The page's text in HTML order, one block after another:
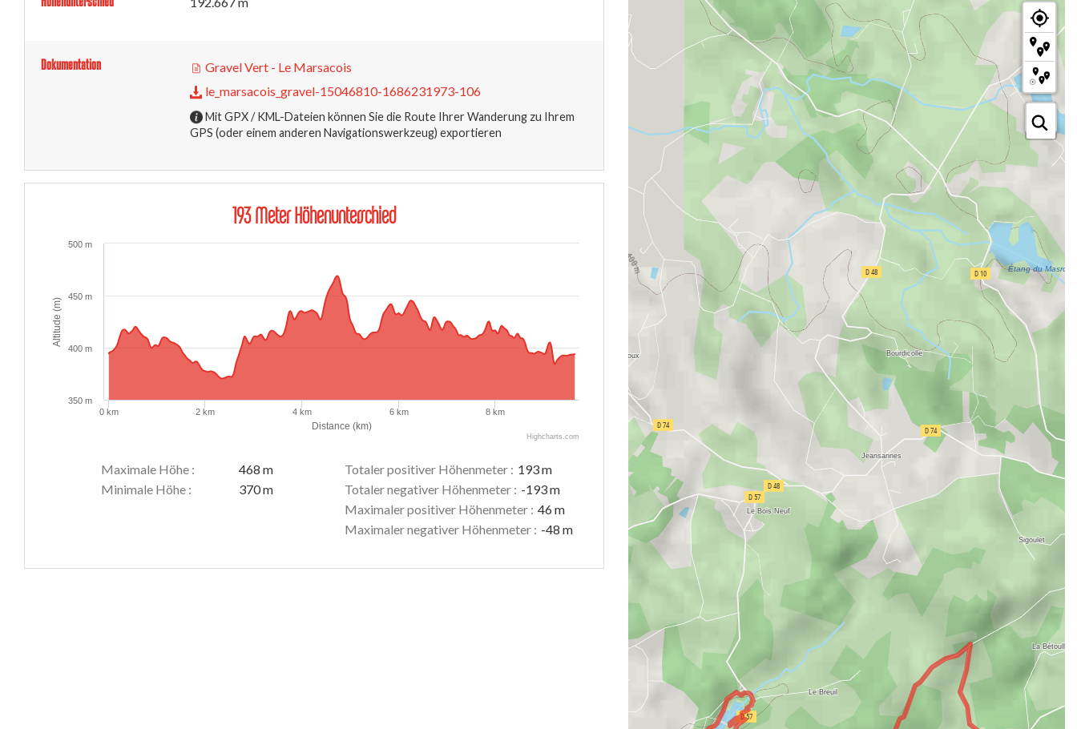
Dokumentation
Gravel Vert - Le Marsacois
le_marsacois_gravel-15046810-1686231973-106
Mit GPX / KML-Dateien können Sie die Route Ihrer Wanderung zu Ihrem
GPS (oder einem anderen Navigationswerkzeug) exportieren
193 Meter Höhenunterschied
Distance (km)
Altitude (m)
0 km 2 km 4 km 6 km 8 km
350 m
400 m
450 m
500 m
Highcharts.com
Maximale Höhe :
468 m
Minimale Höhe :
370 m
Totaler positiver Höhenmeter : 193 m
Totaler negativer Höhenmeter : -193 m
Maximaler positiver Höhenmeter : 46 m
Maximaler negativer Höhenmeter : -48 m